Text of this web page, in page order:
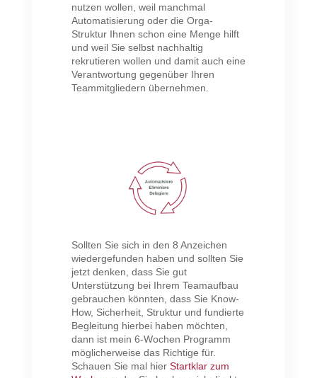
nutzen wollen, weil manchmal
Automatisierung oder die Orga-
Struktur Ihnen schon eine Menge hilft
und weil Sie selbst nachhaltig
rekrutieren wollen und damit auch eine
Verantwortung gegenüber Ihren
Teammitgliedern übernehmen.
Sollten Sie sich in den 8 Anzeichen
wiedergefunden haben und sollten Sie
jetzt denken, dass Sie gut
Unterstützung bei Ihrem Teamaufbau
gebrauchen könnten, dass Sie Know-
How, Sicherheit, Struktur und fundierte
Begleitung hierbei haben möchten,
dann ist mein 6-Wochen Programm
möglicherweise das Richtige für.
Schauen Sie mal hier Startklar zum